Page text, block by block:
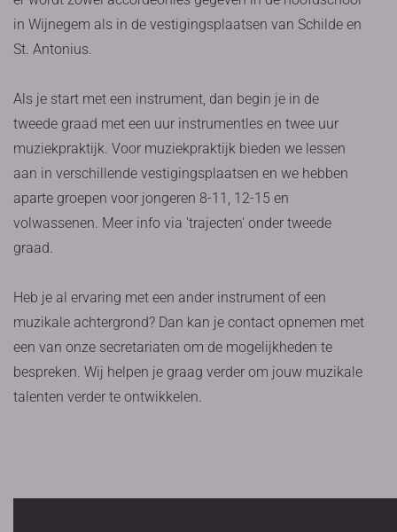
in Wijnegem als in de vestigingsplaatsen van Schilde en
St. Antonius.
Als je start met een instrument, dan begin je in de
tweede graad met een uur instrumentles en twee uur
muziekpraktijk. Voor muziekpraktijk bieden we lessen
aan in verschillende vestigingsplaatsen en we hebben
aparte groepen voor jongeren 8-11, 12-15 en
volwassenen. Meer info via 'trajecten' onder tweede
graad.
Heb je al ervaring met een ander instrument of een
muzikale achtergrond? Dan kan je contact opnemen met
een van onze secretariaten om de mogelijkheden te
bespreken. Wij helpen je graag verder om jouw muzikale
talenten verder te ontwikkelen.